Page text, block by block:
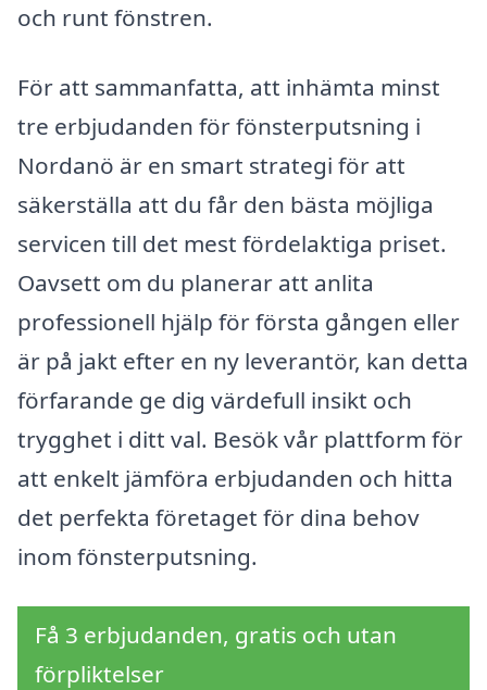
och runt fönstren.
För att sammanfatta, att inhämta minst
tre erbjudanden för fönsterputsning i
Nordanö är en smart strategi för att
säkerställa att du får den bästa möjliga
servicen till det mest fördelaktiga priset.
Oavsett om du planerar att anlita
professionell hjälp för första gången eller
är på jakt efter en ny leverantör, kan detta
förfarande ge dig värdefull insikt och
trygghet i ditt val. Besök vår plattform för
att enkelt jämföra erbjudanden och hitta
det perfekta företaget för dina behov
inom fönsterputsning.
Få 3 erbjudanden, gratis och utan
förpliktelser